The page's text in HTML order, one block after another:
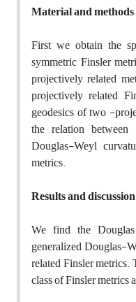
Material and methods
First we obtain the
symmetric Finsler
projectively related
projectively related
geodesics of two -
the relation between
Douglas-Weyl
metrics.
Results and discussion
We find the
generalized Douglas-
related Finsler metrics.
class of Finsler